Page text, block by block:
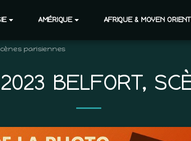
AMÉRIQUE AFRIQUE & MOYEN ORIENT
parisiennes
BELFORT,